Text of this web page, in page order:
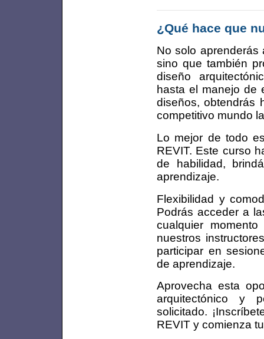
¿Qué hace que
No solo aprenderás
sino que también
diseño
hasta el manejo de
diseños, obtendrás
competitivo mundo
Lo mejor de todo
REVIT. Este curso
de habilidad,
aprendizaje.
Flexibilidad y
Podrás acceder a
cualquier
nuestros
participar en
de aprendizaje.
Aprovecha esta
arquitectónico y
solicitado.
REVIT y comienza